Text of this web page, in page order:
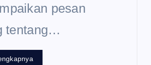
pesan
tentang…